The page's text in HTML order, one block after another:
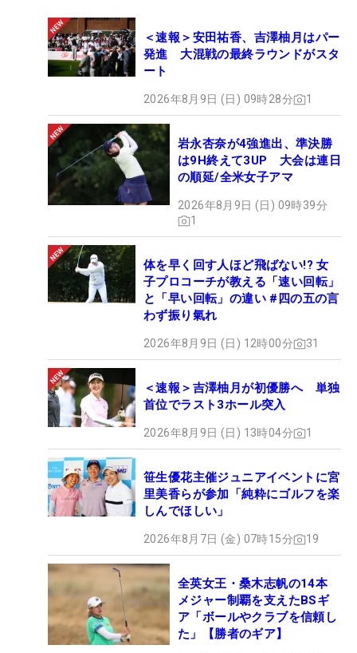
ヒーヨン（韓国）がつけた。さらに
シャン（中国）ら3人が通算4アンダーで続く。
また、日本勢では2日目通算3アンダー4位タイと
好位置につけていた宮里美香は1バーディ・6ボギー
の“77”とスコアを崩し通算2オーバーの22位タイに
後退。1打差の通算3オーバー30位タイに
野村敏京。
宮里藍と上原彩子が通算9オーバーの66位タイで3日
目を終えた。
＜速報＞安田祐香、吉澤柚月はパー
発進 大混戦の最終ラウンドがスタ
ート
2026年8月9日 (日) 09時28分 1
岩永杏奈が4強進出、準決勝
は9H終えて3UP 大会は連日
の順延/全米女子アマ
2026年8月9日 (日) 09時39分
1
体を早く回す人ほど飛ばない!? 女
子プロコーチが教える「速い回転」
と「早い回転」の違い #四の五の言
わず振り氣れ
2026年8月9日 (日) 12時00分 31
＜速報＞吉澤柚月が初優勝へ 単独
首位でラスト3ホール突入
2026年8月9日 (日) 13時04分 1
笹生優花主催ジュニアイベントに宮
里美香らが参加「純粋にゴルフを楽
しんでほしい」
2026年8月7日 (金) 07時15分 19
全英女王・桑木志帆の14本
メジャー制覇を支えたBSギ
ア「ボールやクラブを信頼し
た」【勝者のギア】